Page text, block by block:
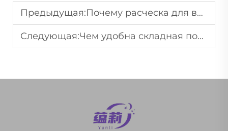
Предыдущая:Почему расческа для выпрямления волос из нержавеющей стали обладает высокой прочностью?
Следующая:Чем удобна складная портативная зеркальная расчёска в повседневном использовании?